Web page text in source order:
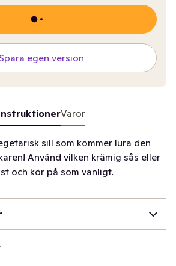
Spara egen version
Varor
sill som kommer lura den
Använd vilken krämig sås eller
och kör på som vanligt.